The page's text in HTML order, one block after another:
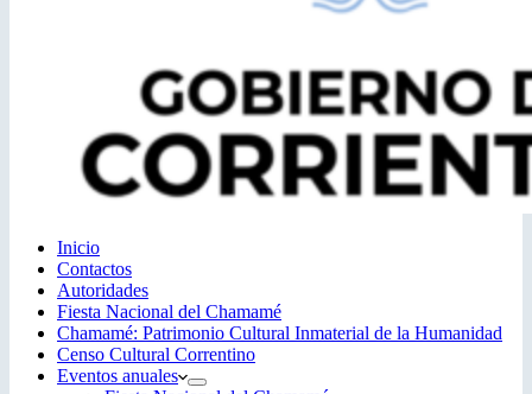
Inicio
Contactos
Autoridades
Fiesta Nacional del Chamamé
Chamamé: Patrimonio Cultural Inmaterial de la Humanidad
Censo Cultural Correntino
Eventos anuales